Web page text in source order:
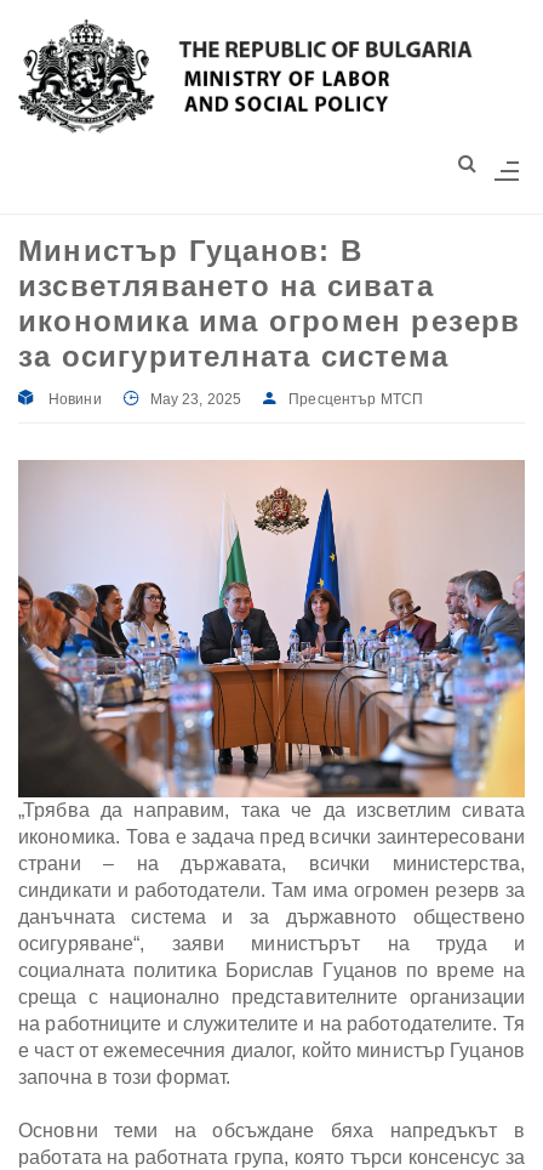
Моля,
обърнете
със
система
Министър Гуцанов: В
изсветляването на сивата
икономика има огромен резерв
за осигурителната система
Новини May 23, 2025 Пресцентър МТСП
„Трябва да направим, така че да изсветлим сивата
икономика. Това е задача пред всички заинтересовани
страни – на държавата, всички министерства,
синдикати и работодатели. Там има огромен резерв за
данъчната система и за държавното обществено
осигуряване“, заяви министърът на труда и
социалната политика Борислав Гуцанов по време на
среща с национално представителните организации
на работниците и служителите и на работодателите. Тя
е част от ежемесечния диалог, който министър Гуцанов
започна в този формат.
Основни теми на обсъждане бяха напредъкът в
работата на работната група, която търси консенсус за